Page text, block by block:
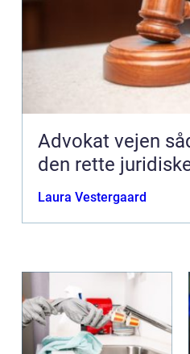
Advokat vejen sådan finder du
den rette
Laura Vestergaard